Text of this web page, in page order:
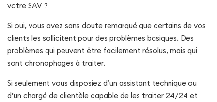
votre SAV ?
Si oui, vous avez sans doute remarqué que certains de vos
clients les sollicitent pour des problèmes basiques. Des
problèmes qui peuvent être facilement résolus, mais qui
sont chronophages à traiter.
Si seulement vous disposiez d’un assistant technique ou
d’un chargé de clientèle capable de les traiter 24/24 et